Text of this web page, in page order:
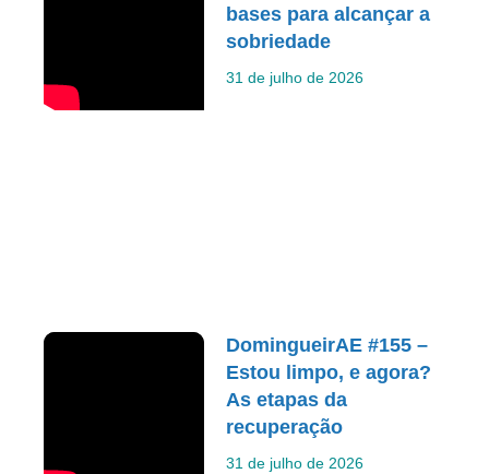
bases para alcançar a
sobriedade
31 de julho de 2026
DomingueirAE #155 –
Estou limpo, e agora?
As etapas da
recuperação
31 de julho de 2026